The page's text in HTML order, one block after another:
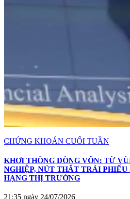
CHỨNG KHOÁN CUỐI TUẦN
KHƠI THÔNG DÒNG VỐN: TỪ
NGHIỆP, NÚT THẮT TRÁI
HẠNG THỊ TRƯỜNG
21:35 ngày 24/07/2026